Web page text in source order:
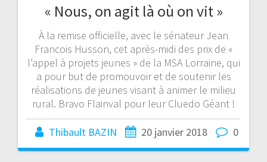
« Nous, on agit là où on vit »
À la remise officielle, avec le sénateur Jean
Francois Husson, cet après-midi des prix de «
l’appel à projets jeunes » de la MSA Lorraine, qui
a pour but de promouvoir et de soutenir les
réalisations de jeunes visant à animer le milieu
rural. Bravo Flainval pour leur Cluedo Géant !‬
Thibault BAZIN 20 janvier 2018 0